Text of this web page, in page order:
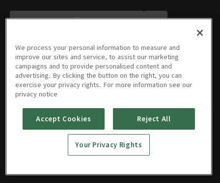
에피소드
08/20/2023 • 49분
20회
We process your personal information to measure and
improve our sites and service, to assist our marketing
campaigns and to provide personalised content and
advertising. By clicking the button on the right, you can
exercise your privacy rights. For more information see our
privacy notice
Accept Cookies Reject All
Your Privacy Rights